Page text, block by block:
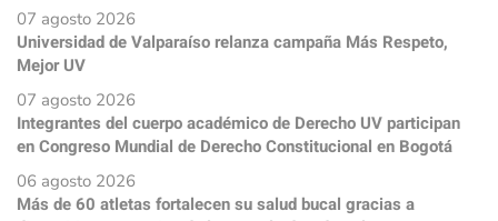
07 agosto 2026
Universidad de Valparaíso relanza campaña Más Respeto,
Mejor UV
07 agosto 2026
Integrantes del cuerpo académico de Derecho UV participan
en Congreso Mundial de Derecho Constitucional en Bogotá
06 agosto 2026
Más de 60 atletas fortalecen su salud bucal gracias a